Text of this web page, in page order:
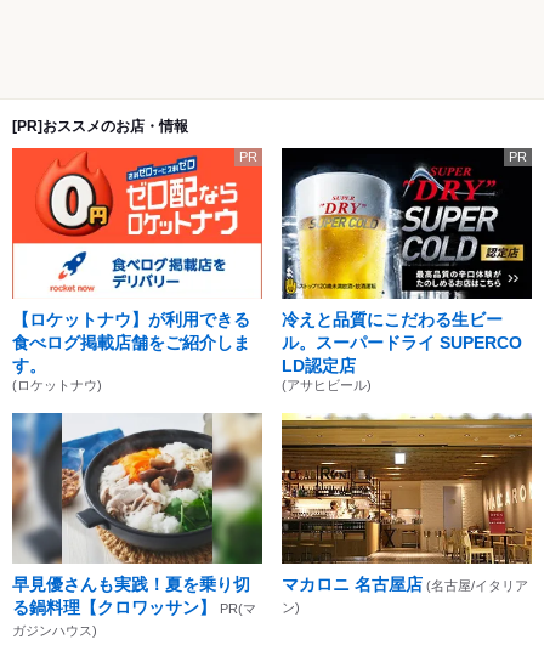
[PR]おススメのお店・情報
PR
【ロケットナウ】が利用できる
食べログ掲載店舗をご紹介しま
す。
(ロケットナウ)
PR
冷えと品質にこだわる生ビー
ル。スーパードライ SUPERCO
LD認定店
(アサヒビール)
早見優さんも実践！夏を乗り切
る鍋料理【クロワッサン】
PR(マ
ガジンハウス)
マカロニ 名古屋店 (名古屋/イタリア
ン)